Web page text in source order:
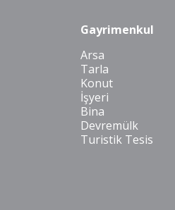
Gayrimenkul
Arsa
Tarla
Konut
İşyeri
Bina
Devremülk
Turistik Tesis